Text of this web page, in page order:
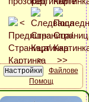
Файлове
Помощ